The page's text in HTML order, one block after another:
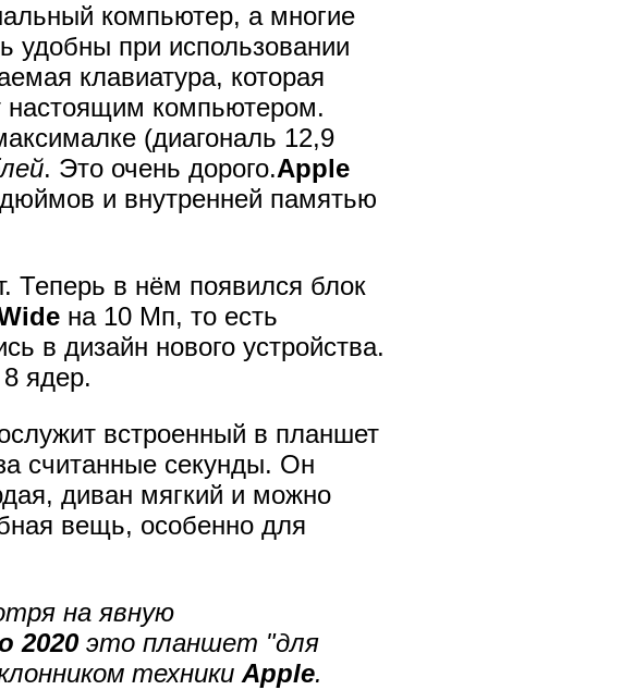
компьютер, а многие
удобны при использовании
клавиатура, которая
настоящим компьютером.
(диагональ 12,9
. Это очень дорого.Apple
и внутренней памятью
Теперь в нём появился блок
на 10 Мп, то есть
в дизайн нового устройства.
ядер.
встроенный в планшет
считанные секунды. Он
диван мягкий и можно
вещь, особенно для
на явную
2020 это планшет "для
техники Apple.